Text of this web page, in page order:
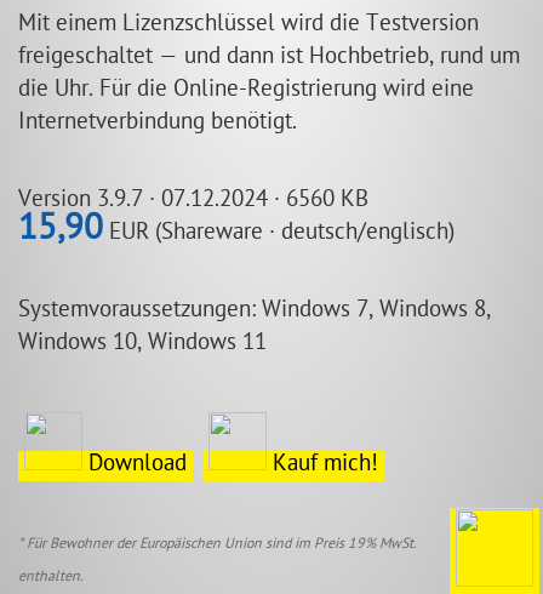
Mit einem Lizenzschlüssel wird die Testversion
freigeschaltet — und dann ist Hochbetrieb, rund um
die Uhr. Für die Online-Registrierung wird eine
Internetverbindung benötigt.
Version 3.9.7 · 07.12.2024 · 6560 KB
15,90 EUR (Shareware · deutsch/englisch)
Systemvoraussetzungen: Windows 7, Windows 8,
Windows 10, Windows 11
Download Kauf mich!
* Für Bewohner der Europäischen Union sind im Preis 19% MwSt.
enthalten.